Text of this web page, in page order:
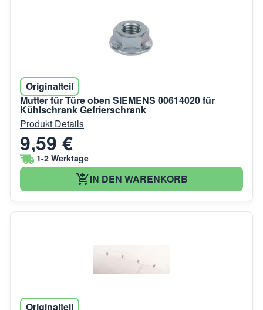
Originalteil
Mutter für Türe oben SIEMENS 00614020 für
Kühlschrank Gefrierschrank
Produkt Details
9,59 €
1-2 Werktage
IN DEN WARENKORB
Originalteil